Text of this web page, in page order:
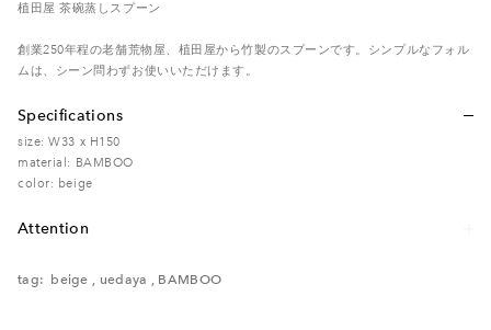
植田屋 茶碗蒸しスプーン
創業250年程の老舗荒物屋、植田屋から竹製のスプーンです。シンプルなフォル
ムは、シーン問わずお使いいただけます。
Specifications
size: W33 x H150
material: BAMBOO
color: beige
Attention
ださい。
tag: beige , uedaya , BAMBOO